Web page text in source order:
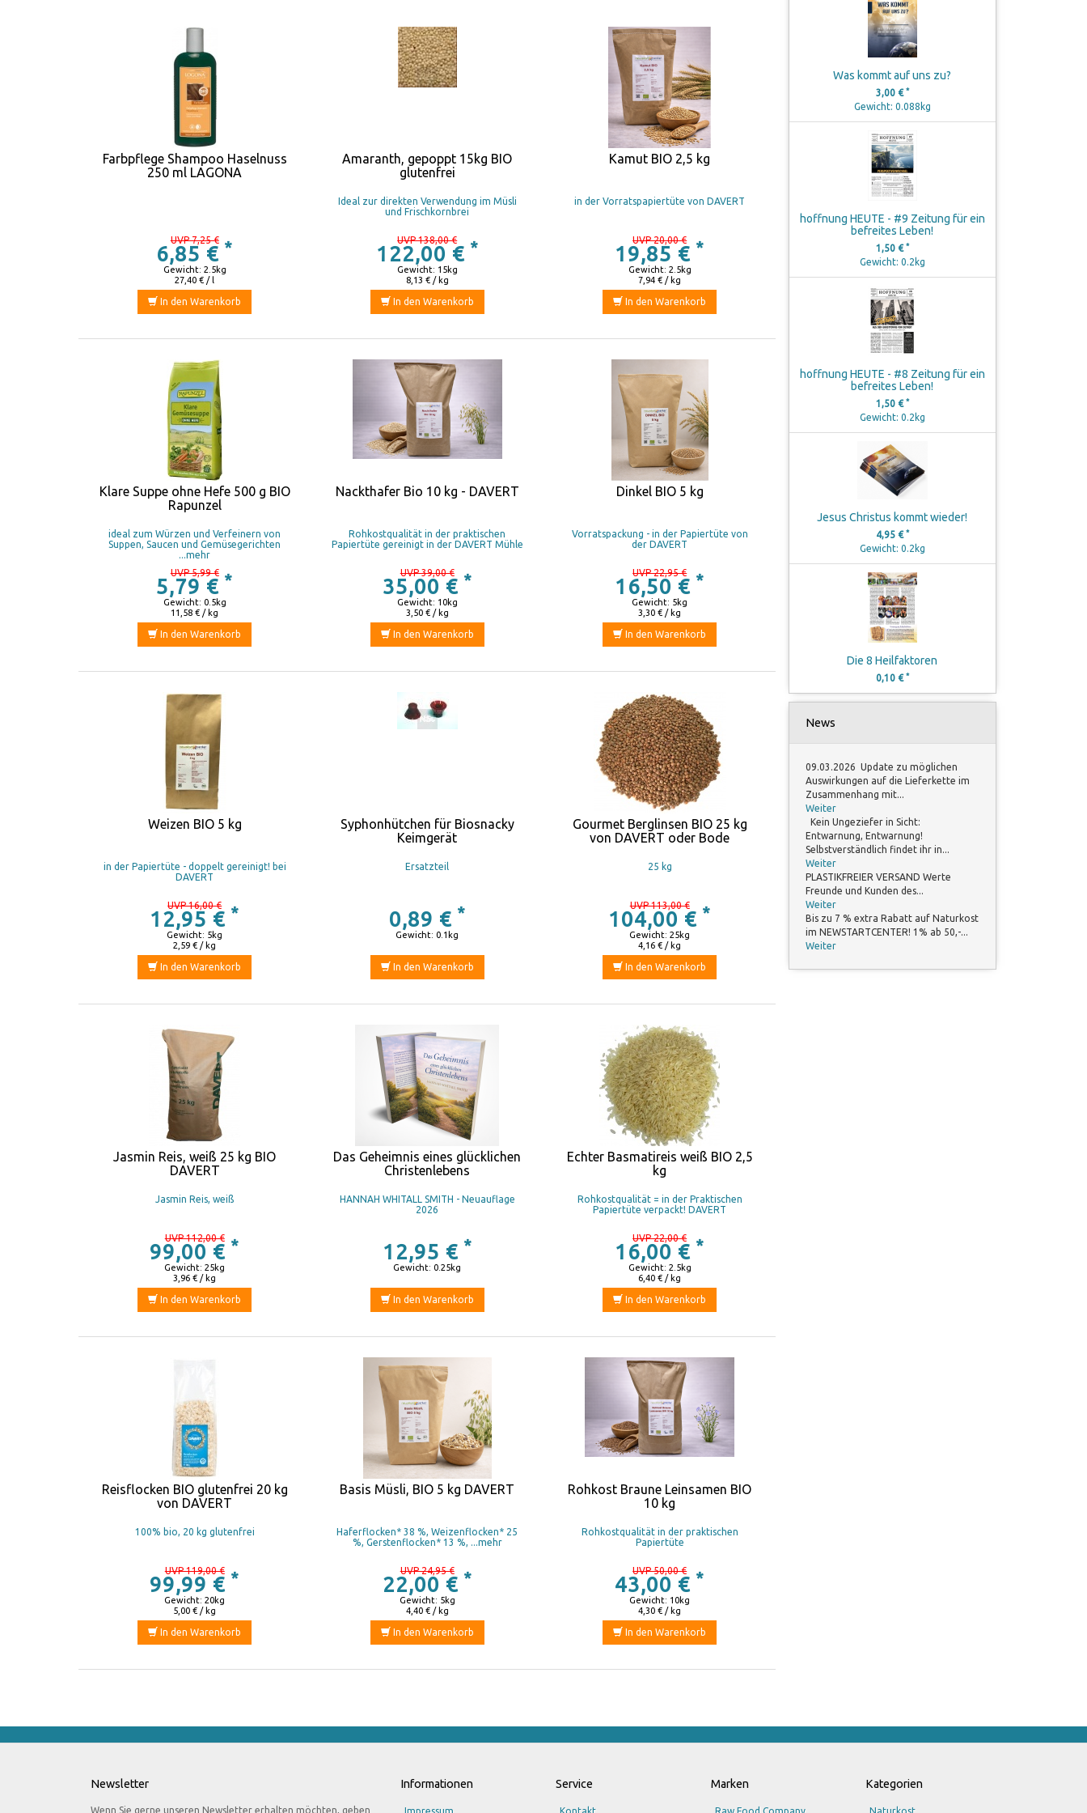
Farbpflege Shampoo Haselnuss
250 ml LAGONA
UVP 7,25 €
6,85 € *
27,40 € / l
Gewicht: 2.5kg
In den Warenkorb
Amaranth, gepoppt 15kg BIO
glutenfrei
Ideal zur direkten Verwendung im Müsli
und Frischkornbrei
UVP 138,00 €
122,00 € *
8,13 € / kg
Gewicht: 15kg
In den Warenkorb
Kamut BIO 2,5 kg
in der Vorratspapiertüte von DAVERT
UVP 20,00 €
19,85 € *
7,94 € / kg
Gewicht: 2.5kg
In den Warenkorb
Klare Suppe ohne Hefe 500 g BIO
Rapunzel
ideal zum Würzen und Verfeinern von
Suppen, Saucen und Gemüsegerichten
...mehr
UVP 5,99 €
5,79 € *
11,58 € / kg
Gewicht: 0.5kg
In den Warenkorb
Nackthafer Bio 10 kg - DAVERT
Rohkostqualität in der praktischen
Papiertüte gereinigt in der DAVERT Mühle
UVP 39,00 €
35,00 € *
3,50 € / kg
Gewicht: 10kg
In den Warenkorb
Dinkel BIO 5 kg
Vorratspackung - in der Papiertüte von
der DAVERT
UVP 22,95 €
16,50 € *
3,30 € / kg
Gewicht: 5kg
In den Warenkorb
Weizen BIO 5 kg
in der Papiertüte - doppelt gereinigt! bei
DAVERT
UVP 16,00 €
12,95 € *
2,59 € / kg
Gewicht: 5kg
In den Warenkorb
Syphonhütchen für Biosnacky
Keimgerät
Ersatzteil
0,89 € *
Gewicht: 0.1kg
In den Warenkorb
Gourmet Berglinsen BIO 25 kg
von DAVERT oder Bode
25 kg
UVP 113,00 €
104,00 € *
4,16 € / kg
Gewicht: 25kg
In den Warenkorb
Jasmin Reis, weiß 25 kg BIO
DAVERT
Jasmin Reis, weiß
UVP 112,00 €
99,00 € *
3,96 € / kg
Gewicht: 25kg
In den Warenkorb
Das Geheimnis eines glücklichen
Christenlebens
HANNAH WHITALL SMITH - Neuauflage
2026
12,95 € *
Gewicht: 0.25kg
In den Warenkorb
Echter Basmatireis weiß BIO 2,5
kg
Rohkostqualität = in der Praktischen
Papiertüte verpackt! DAVERT
UVP 22,00 €
16,00 € *
6,40 € / kg
Gewicht: 2.5kg
In den Warenkorb
Reisflocken BIO glutenfrei 20 kg
von DAVERT
100% bio, 20 kg glutenfrei
UVP 119,00 €
99,99 € *
5,00 € / kg
Gewicht: 20kg
In den Warenkorb
Basis Müsli, BIO 5 kg DAVERT
Haferflocken* 38 %, Weizenflocken* 25
%, Gerstenflocken* 13 %, ...mehr
UVP 24,95 €
22,00 € *
4,40 € / kg
Gewicht: 5kg
In den Warenkorb
Rohkost Braune Leinsamen BIO
10 kg
Rohkostqualität in der praktischen
Papiertüte
UVP 50,00 €
43,00 € *
4,30 € / kg
Gewicht: 10kg
In den Warenkorb
Was kommt auf uns zu?
3,00 € *
Gewicht: 0.088kg
hoffnung HEUTE - #9 Zeitung für ein
befreites Leben!
1,50 € *
Gewicht: 0.2kg
hoffnung HEUTE - #8 Zeitung für ein
befreites Leben!
1,50 € *
Gewicht: 0.2kg
Jesus Christus kommt wieder!
4,95 € *
Gewicht: 0.2kg
Die 8 Heilfaktoren
0,10 € *
News
09.03.2026 Update zu möglichen
Auswirkungen auf die Lieferkette im
Zusammenhang mit...
Weiter
Kein Ungeziefer in Sicht:
Entwarnung, Entwarnung!
Selbstverständlich findet ihr in...
Weiter
PLASTIKFREIER VERSAND Werte
Freunde und Kunden des...
Weiter
Bis zu 7 % extra Rabatt auf Naturkost
im NEWSTARTCENTER! 1% ab 50,-...
Weiter
Newsletter
Wenn Sie gerne unseren Newsletter erhalten möchten, geben
Informationen Service Marken Kategorien